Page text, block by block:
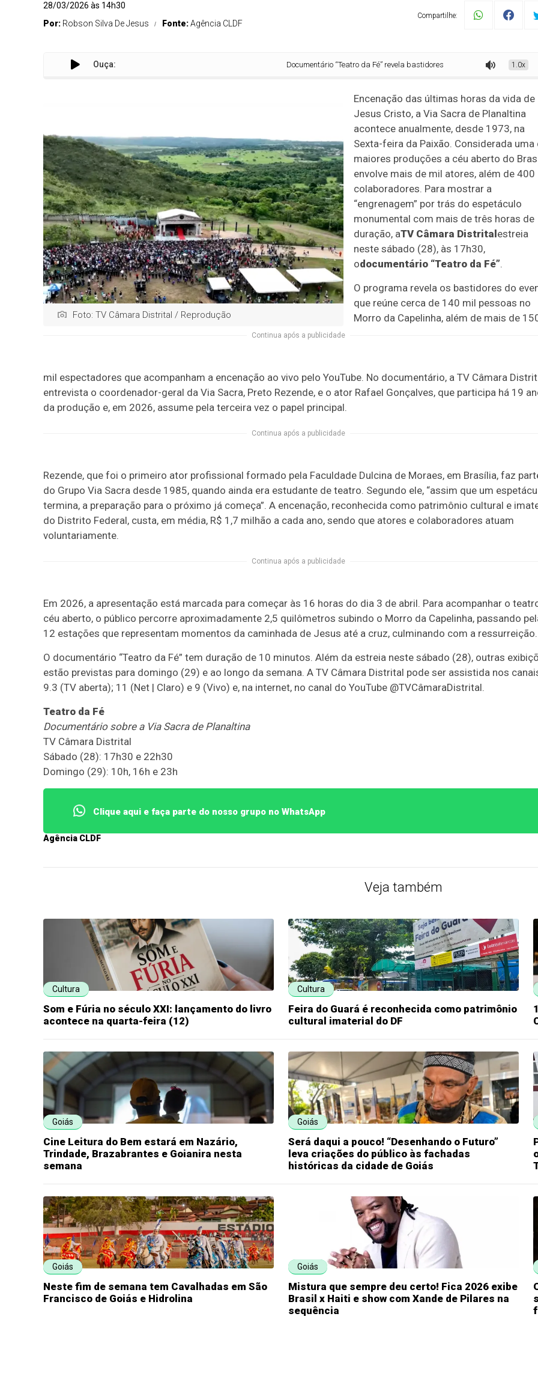
28/03/2026 às 14h30
Por: Robson Silva De Jesus Fonte:Agência CLDF
Compartilhe:
Ouça: Documentário “Teatro da Fé” revela bastidores da Via Sacra de Planaltina, uma
1.0x
Foto: TV Câmara Distrital / Reprodução
Encenação das últimas horas da vida de
Jesus Cristo, a Via Sacra de Planaltina
acontece anualmente, desde 1973, na
Sexta-feira da Paixão. Considerada uma
maiores produções a céu aberto do
envolve mais de mil atores, além de 400
colaboradores. Para mostrar a
“engrenagem” por trás do espetáculo
monumental com mais de três horas de
duração, aTV Câmara Distrital estreia
neste sábado (28), às 17h30,
odocumentário “Teatro da Fé”.
Continua após a publicidade
O programa revela os bastidores do
que reúne cerca de 140 mil pessoas no
Morro da Capelinha, além de mais de
mil espectadores que acompanham a encenação ao vivo pelo YouTube. No documentário, a TV Câmara
entrevista o coordenador-geral da Via Sacra, Preto Rezende, e o ator Rafael Gonçalves, que participa há 19
da produção e, em 2026, assume pela terceira vez o papel principal.
Continua após a publicidade
Rezende, que foi o primeiro ator profissional formado pela Faculdade Dulcina de Moraes, em Brasília, faz
do Grupo Via Sacra desde 1985, quando ainda era estudante de teatro. Segundo ele, “assim que um
termina, a preparação para o próximo já começa”. A encenação, reconhecida como patrimônio cultural e
do Distrito Federal, custa, em média, R$ 1,7 milhão a cada ano, sendo que atores e colaboradores atuam
voluntariamente.
Continua após a publicidade
Em 2026, a apresentação está marcada para começar às 16 horas do dia 3 de abril. Para acompanhar o
céu aberto, o público percorre aproximadamente 2,5 quilômetros subindo o Morro da Capelinha, passando
12 estações que representam momentos da caminhada de Jesus até a cruz, culminando com a ressurreição.
O documentário “Teatro da Fé” tem duração de 10 minutos. Além da estreia neste sábado (28), outras
estão previstas para domingo (29) e ao longo da semana. A TV Câmara Distrital pode ser assistida nos
9.3 (TV aberta); 11 (Net | Claro) e 9 (Vivo) e, na internet, no canal do YouTube @TVCâmaraDistrital.
Teatro da Fé
Documentário sobre a Via Sacra de Planaltina
TV Câmara Distrital
Sábado (28): 17h30 e 22h30
Domingo (29): 10h, 16h e 23h
Clique aqui e faça parte do nosso grupo no WhatsApp
Agência CLDF
Veja também
Cultura
Som e Fúria no século XXI: lançamento do livro
acontece na quarta-feira (12)
Cultura
Feira do Guará é reconhecida como patrimônio
cultural imaterial do DF
Goiás
Cine Leitura do Bem estará em Nazário,
Trindade, Brazabrantes e Goianira nesta
semana
Goiás
Será daqui a pouco! “Desenhando o Futuro”
leva criações do público às fachadas
históricas da cidade de Goiás
Goiás
Neste fim de semana tem Cavalhadas em São
Francisco de Goiás e Hidrolina
Goiás
Mistura que sempre deu certo! Fica 2026 exibe
Brasil x Haiti e show com Xande de Pilares na
sequência